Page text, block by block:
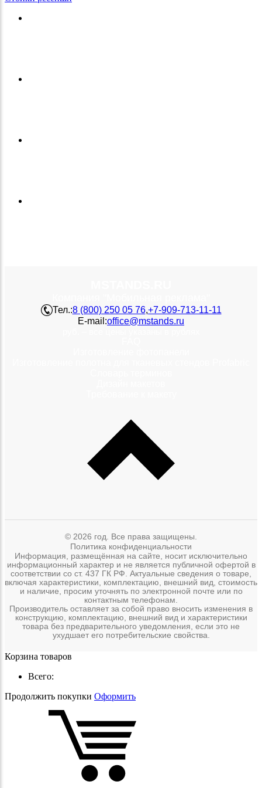
Тел.:8 (800) 250 05 76,+7-909-713-11-11
E-mail:office@mstands.ru
© 2026 год. Все права защищены.
Политика конфиденциальности
Информация, размещённая на сайте, носит исключительно
информационный характер и не является публичной офертой в
соответствии со ст. 437 ГК РФ. Актуальные сведения о товаре,
включая характеристики, комплектацию, внешний вид, стоимость
и наличие, просим уточнять по электронной почте или по
контактным телефонам.
Производитель оставляет за собой право вносить изменения в
конструкцию, комплектацию, внешний вид и характеристики
товара без предварительного уведомления, если это не
ухудшает его потребительские свойства.
Корзина товаров
Всего:
Продолжить покупки Оформить